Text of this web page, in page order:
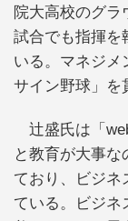
院大高校のグラ
試合でも指揮を
いる。マネジメ
サイン野球」を
辻盛氏は「
と教育が大事
ており、ビジネ
ている。ビジネ